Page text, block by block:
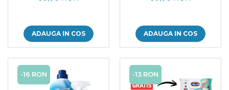
ADAUGA IN COS ADAUGA IN COS
-16 RON -13 RON